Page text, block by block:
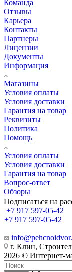
Команда
Отзывы
Карьера
Контакты
Партнеры
Лицензии
Документы
Информация
Магазины
Условия оплаты
Условия доставки
Гарантия на товар
Реквизиты
Политика
Помощь
Условия оплаты
Условия доставки
Гарантия на товар
Вопрос-ответ
Обзоры
Подписаться на
+7 917 597-05-42
+7 917 597-05-42
г. Клин,
2026 © Интернет-